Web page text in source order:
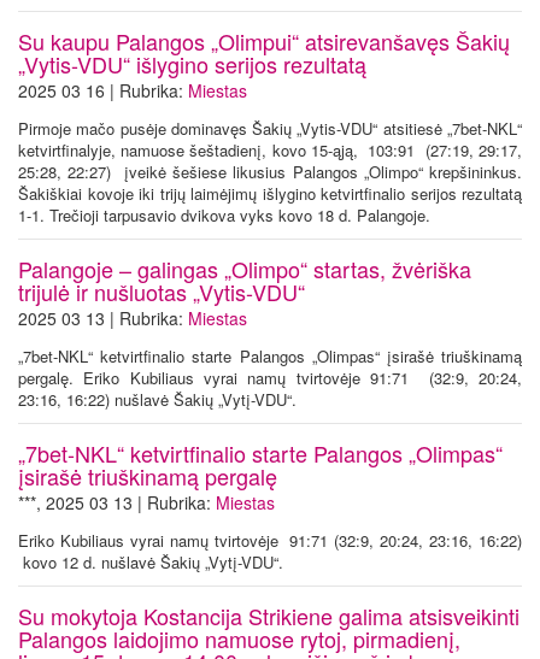
Su kaupu Palangos „Olimpui“ atsirevanšavęs Šakių
„Vytis-VDU“ išlygino serijos rezultatą
2025 03 16 | Rubrika: Miestas
Pirmoje mačo pusėje dominavęs Šakių „Vytis-VDU“ atsitiesė „7bet-NKL“
ketvirtfinalyje, namuose šeštadienį, kovo 15-ąją, 103:91 (27:19, 29:17,
25:28, 22:27) įveikė šešiese likusius Palangos „Olimpo“ krepšininkus.
Šakiškiai kovoje iki trijų laimėjimų išlygino ketvirtfinalio serijos rezultatą
1-1. Trečioji tarpusavio dvikova vyks kovo 18 d. Palangoje.
Palangoje – galingas „Olimpo“ startas, žvėriška
trijulė ir nušluotas „Vytis-VDU“
2025 03 13 | Rubrika: Miestas
„7bet-NKL“ ketvirtfinalio starte Palangos „Olimpas“ įsirašė triuškinamą
pergalę. Eriko Kubiliaus vyrai namų tvirtovėje 91:71 (32:9, 20:24,
23:16, 16:22) nušlavė Šakių „Vytį-VDU“.
„7bet-NKL“ ketvirtfinalio starte Palangos „Olimpas“
įsirašė triuškinamą pergalę
***, 2025 03 13 | Rubrika: Miestas
Eriko Kubiliaus vyrai namų tvirtovėje 91:71 (32:9, 20:24, 23:16, 16:22)
kovo 12 d. nušlavė Šakių „Vytį-VDU“.
Su mokytoja Kostancija Strikiene galima atsisveikinti
Palangos laidojimo namuose rytoj, pirmadienį,